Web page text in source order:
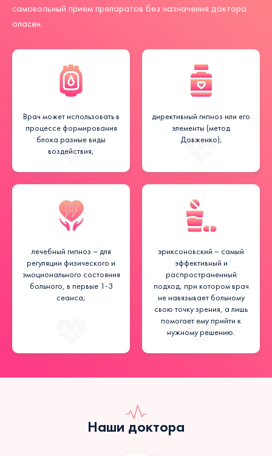
самовольный прием препаратов без назначения доктора
опасен.
Врач может использовать в
процессе формирования
блока разные виды
воздействия;
директивный гипноз или его
элементы (метод
Довженко);
лечебный гипноз – для
регуляции физического и
эмоционального состояния
больного, в первые 1-3
сеанса;
эриксоновский – самый
эффективный и
распространенный
подход, при котором врач
не навязывает больному
свою точку зрения, а лишь
помогает ему прийти к
нужному решению.
Наши доктора